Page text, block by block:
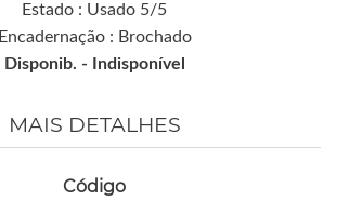
Estado : Usado 5/5
Encadernação : Brochado
Disponib. -
Indisponível
MAIS DETALHES
Código